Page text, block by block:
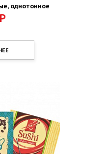
однотонное
Р